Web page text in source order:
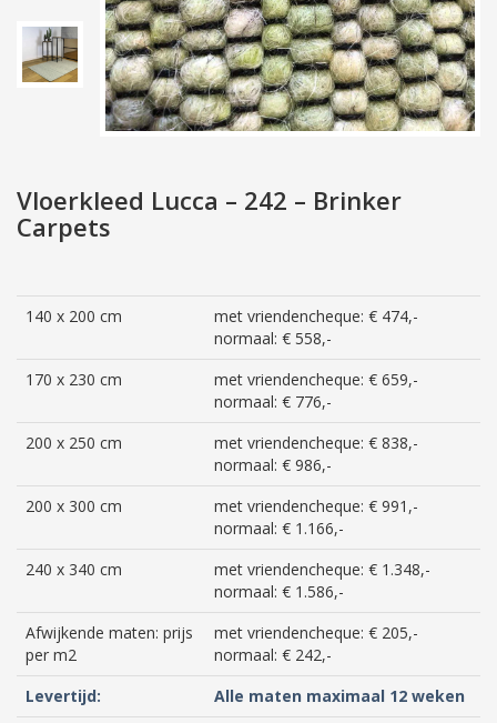
Vloerkleed Lucca – 242 – Brinker
Carpets
140 x 200 cm
met vriendencheque: € 474,-
normaal: € 558,-
170 x 230 cm
met vriendencheque: € 659,-
normaal: € 776,-
200 x 250 cm
met vriendencheque: € 838,-
normaal: € 986,-
200 x 300 cm
met vriendencheque: € 991,-
normaal: € 1.166,-
240 x 340 cm
met vriendencheque: € 1.348,-
normaal: € 1.586,-
Afwijkende maten: prijs
per m2
met vriendencheque: € 205,-
normaal: € 242,-
Levertijd:
Alle maten maximaal 12 weken